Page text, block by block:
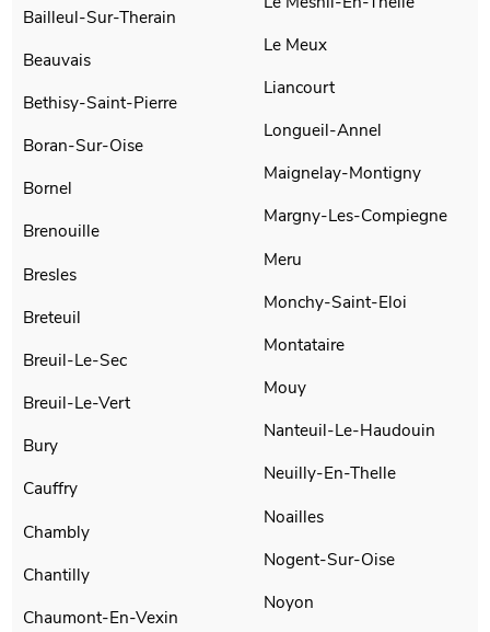
Bailleul-Sur-Therain
Beauvais
Bethisy-Saint-Pierre
Boran-Sur-Oise
Bornel
Brenouille
Bresles
Breteuil
Breuil-Le-Sec
Breuil-Le-Vert
Bury
Cauffry
Chambly
Chantilly
Chaumont-En-Vexin
Le Meux
Liancourt
Longueil-Annel
Maignelay-Montigny
Margny-Les-Compiegne
Meru
Monchy-Saint-Eloi
Montataire
Mouy
Nanteuil-Le-Haudouin
Neuilly-En-Thelle
Noailles
Nogent-Sur-Oise
Noyon